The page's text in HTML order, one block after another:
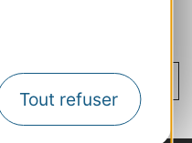
Tout refuser
73 ...
113 ... ›